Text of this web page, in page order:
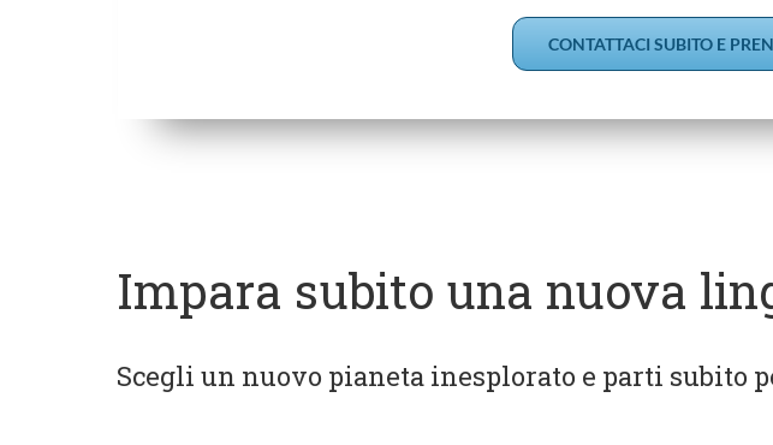
CONTATTACI SUBITO E
Impara subito una nuova
Scegli un nuovo pianeta inesplorato e parti subito